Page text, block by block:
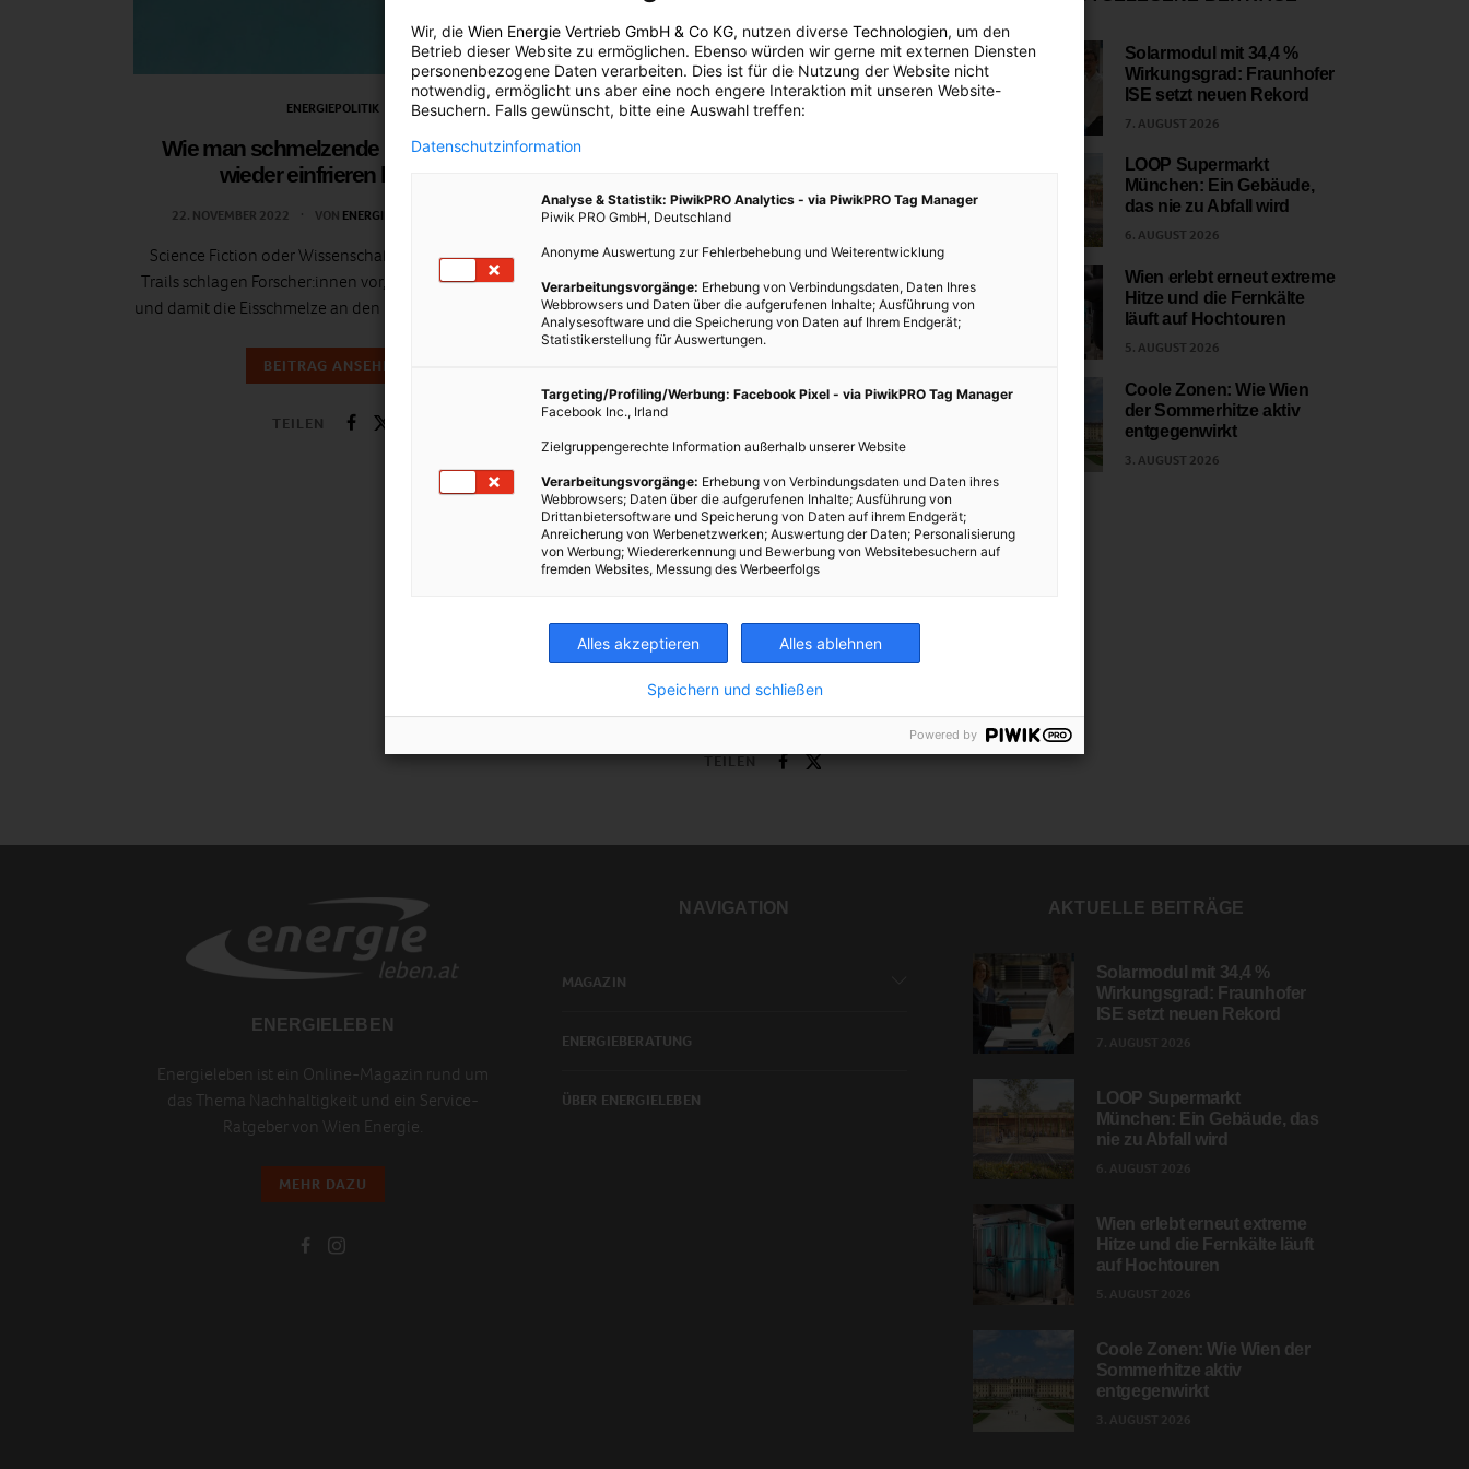
ENERGIEPOLITIK
Wie man schmelzende Polarkappen
wieder einfrieren könnte
22. NOVEMBER 2022 VON ENERGIELEBEN REDAKTION
Science Fiction oder Wissenschaft? Eine Art Chem-
Trails schlagen Forscher:innen vor, um die Temperatur
und damit die Eisschmelze an den Polen zu reduzieren.
BEITRAG ANSEHEN
TEILEN
TEILEN
Aerosole – die Klimakühler
14. MAI 2013 VONMARTINA LIEL
Pflanzen bremsen den Klimawandel. Zu diesem
Ergebnis kam ein internationales Forscherteam. Laut
ländlichen, bewaldeten Gebieten um bis zu 30 Prozent
geringer ausfallen. Global bremse…
TEILEN
Solarmodul mit 34,4 %
Wirkungsgrad: Fraunhofer
ISE setzt neuen Rekord
7. AUGUST 2026
LOOP Supermarkt
München: Ein Gebäude,
das nie zu Abfall wird
6. AUGUST 2026
Wien erlebt erneut extreme
Hitze und die Fernkälte
läuft auf Hochtouren
5. AUGUST 2026
Coole Zonen: Wie Wien
der Sommerhitze aktiv
entgegenwirkt
3. AUGUST 2026
ENERGIELEBEN
Energieleben ist ein Online-Magazin rund um
das Thema Nachhaltigkeit und ein Service-
Ratgeber von Wien Energie.
MEHR DAZU
NAVIGATION
MAGAZIN
ENERGIEBERATUNG
ÜBER ENERGIELEBEN
AKTUELLE BEITRÄGE
Solarmodul mit 34,4 %
Wirkungsgrad: Fraunhofer
ISE setzt neuen Rekord
LOOP Supermarkt
München: Ein Gebäude, das
nie zu Abfall wird
Wien erlebt erneut extreme
Hitze und die Fernkälte läuft
auf Hochtouren
Coole Zonen: Wie Wien der
Sommerhitze aktiv
entgegenwirkt
Wir, die Wien Energie Vertrieb GmbH & Co KG, nutzen diverse Technologien, um den
Betrieb dieser Website zu ermöglichen. Ebenso würden wir gerne mit externen Diensten
personenbezogene Daten verarbeiten. Dies ist für die Nutzung der Website nicht
notwendig, ermöglicht uns aber eine noch engere Interaktion mit unseren Website-
Besuchern. Falls gewünscht, bitte eine Auswahl treffen:
Datenschutzinformation
Analyse & Statistik: PiwikPRO Analytics - via PiwikPRO Tag Manager
Piwik PRO GmbH, Deutschland
Anonyme Auswertung zur Fehlerbehebung und Weiterentwicklung
Verarbeitungsvorgänge: Erhebung von Verbindungsdaten, Daten Ihres
Webbrowsers und Daten über die aufgerufenen Inhalte; Ausführung von
Analysesoftware und die Speicherung von Daten auf Ihrem Endgerät;
Statistikerstellung für Auswertungen.
Targeting/Profiling/Werbung: Facebook Pixel - via PiwikPRO Tag Manager
Facebook Inc., Irland
Zielgruppengerechte Information außerhalb unserer Website
Verarbeitungsvorgänge: Erhebung von Verbindungsdaten und Daten ihres
Webbrowsers; Daten über die aufgerufenen Inhalte; Ausführung von
Drittanbietersoftware und Speicherung von Daten auf ihrem Endgerät;
Anreicherung von Werbenetzwerken; Auswertung der Daten; Personalisierung
von Werbung; Wiedererkennung und Bewerbung von Websitebesuchern auf
fremden Websites, Messung des Werbeerfolgs
Alles akzeptieren Alles ablehnen
Speichern und schließen
Powered by